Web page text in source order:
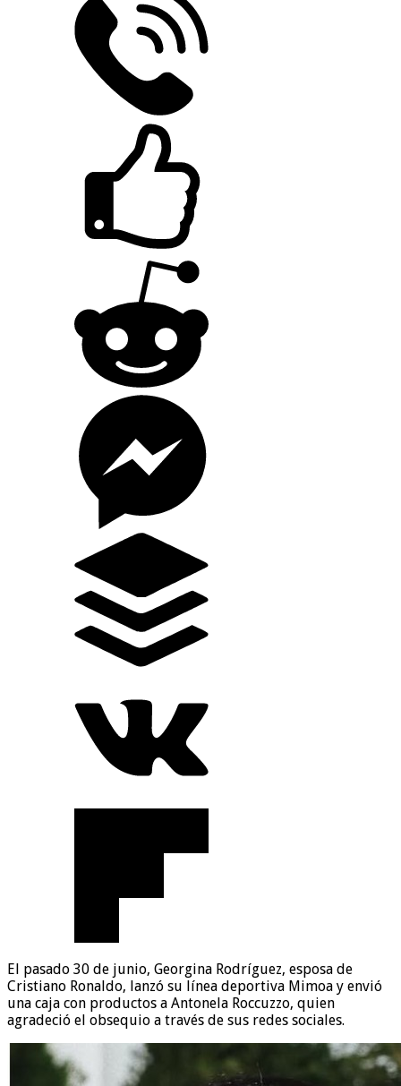
El pasado 30 de junio, Georgina Rodríguez, esposa de
Cristiano Ronaldo, lanzó su línea deportiva Mimoa y envió
una caja con productos a Antonela Roccuzzo, quien
agradeció el obsequio a través de sus redes sociales.